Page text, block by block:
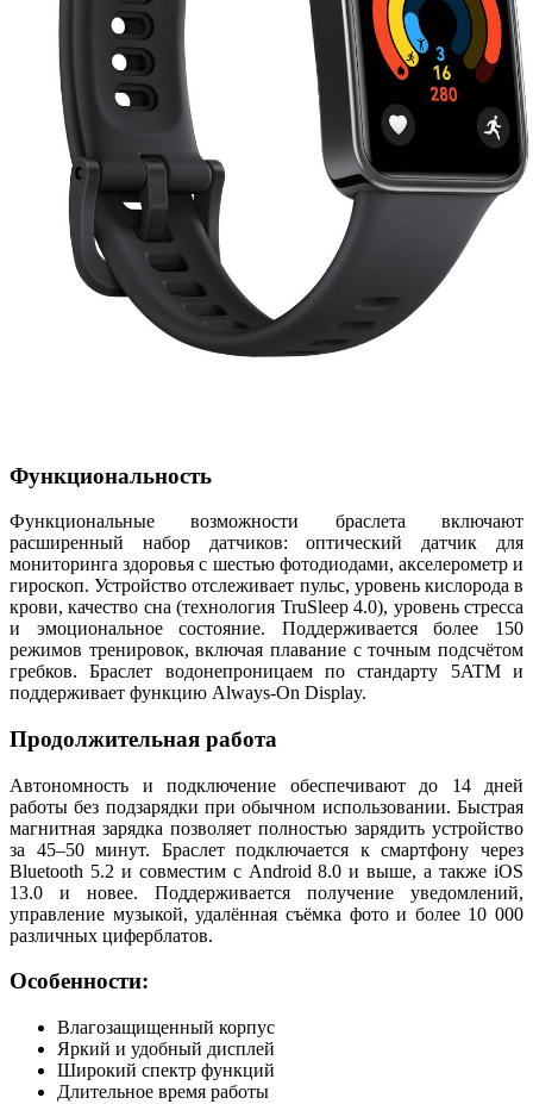
Функциональность
Функциональные возможности браслета включают
расширенный набор датчиков: оптический датчик для
мониторинга здоровья с шестью фотодиодами, акселерометр и
гироскоп. Устройство отслеживает пульс, уровень кислорода в
крови, качество сна (технология TruSleep 4.0), уровень стресса
и эмоциональное состояние. Поддерживается более 150
режимов тренировок, включая плавание с точным подсчётом
гребков. Браслет водонепроницаем по стандарту 5ATM и
поддерживает функцию Always-On Display.
Продолжительная работа
Автономность и подключение обеспечивают до 14 дней
работы без подзарядки при обычном использовании. Быстрая
магнитная зарядка позволяет полностью зарядить устройство
за 45–50 минут. Браслет подключается к смартфону через
Bluetooth 5.2 и совместим с Android 8.0 и выше, а также iOS
13.0 и новее. Поддерживается получение уведомлений,
управление музыкой, удалённая съёмка фото и более 10 000
различных циферблатов.
Особенности:
Влагозащищенный корпус
Яркий и удобный дисплей
Широкий спектр функций
Длительное время работы